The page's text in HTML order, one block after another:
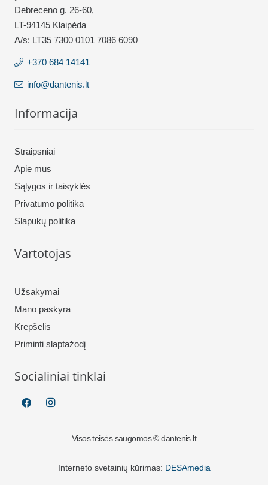
Debreceno g. 26-60,
LT-94145 Klaipėda
A/s: LT35 7300 0101 7086 6090
+370 684 14141
info@dantenis.lt
Informacija
Straipsniai
Apie mus
Sąlygos ir taisyklės
Privatumo politika
Slapukų politika
Vartotojas
Užsakymai
Mano paskyra
Krepšelis
Priminti slaptažodį
Socialiniai tinklai
Visos teisės saugomos © dantenis.lt
Interneto svetainių kūrimas: DESAmedia